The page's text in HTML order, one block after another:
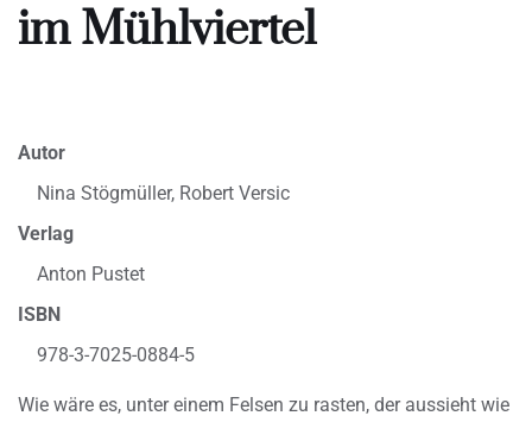
im Mühlviertel
Autor
Nina Stögmüller, Robert Versic
Verlag
Anton Pustet
ISBN
978-3-7025-0884-5
Wie wäre es, unter einem Felsen zu rasten, der aussieht wie